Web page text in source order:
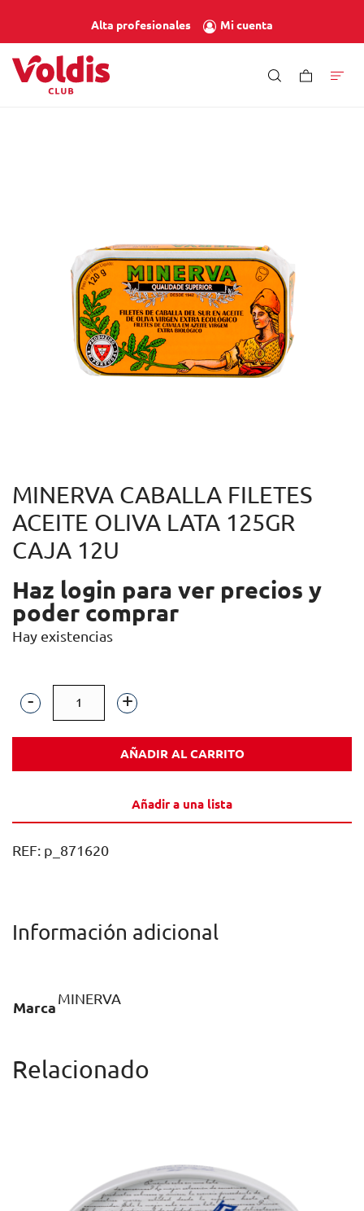
Alta profesionales Mi cuenta
MINERVA CABALLA FILETES
ACEITE OLIVA LATA 125GR
CAJA 12U
Haz login para ver precios y
poder comprar
Hay existencias
MINERVA
CABALLA
125GR
cantidad
AÑADIR AL CARRITO
Añadir a una lista
REF: p_871620
Información adicional
Marca
MINERVA
Relacionado